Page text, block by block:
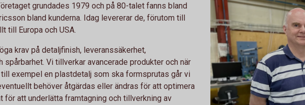
grundades 1979 och på 80-talet fanns bland
bland kunderna. Idag levererar de, förutom till
till Europa och USA.
krav på detaljfinish, leveranssäkerhet,
spårbarhet. Vi tillverkar avancerade produkter och när
exempel en plastdetalj som ska formsprutas går vi
behöver åtgärdas eller ändras för att optimera
för att underlätta framtagning och tillverkning av